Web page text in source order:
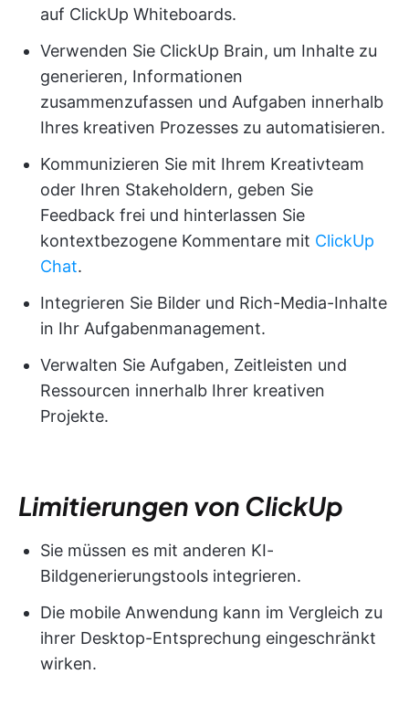
auf ClickUp Whiteboards.
Verwenden Sie ClickUp Brain, um Inhalte zu
generieren, Informationen
zusammenzufassen und Aufgaben innerhalb
Ihres kreativen Prozesses zu automatisieren.
Kommunizieren Sie mit Ihrem Kreativteam
oder Ihren Stakeholdern, geben Sie
Feedback frei und hinterlassen Sie
kontextbezogene Kommentare mit ClickUp
Chat.
Integrieren Sie Bilder und Rich-Media-Inhalte
in Ihr Aufgabenmanagement.
Verwalten Sie Aufgaben, Zeitleisten und
Ressourcen innerhalb Ihrer kreativen
Projekte.
Limitierungen von ClickUp
Sie müssen es mit anderen KI-
Bildgenerierungstools integrieren.
Die mobile Anwendung kann im Vergleich zu
ihrer Desktop-Entsprechung eingeschränkt
wirken.